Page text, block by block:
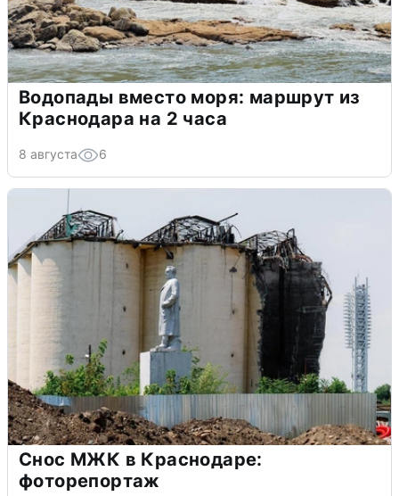
Водопады вместо моря: маршрут из
Краснодара на 2 часа
8 августа 6
Снос МЖК в Краснодаре:
фоторепортаж